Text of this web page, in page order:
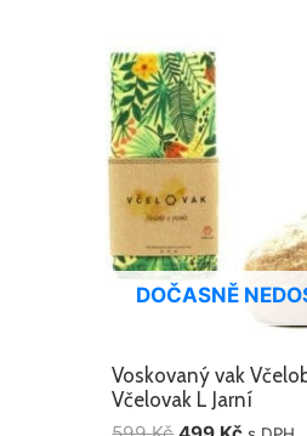
DOČASNĚ
Voskovaný vak
Včelovak L Jarní
byla:
599 Kč.